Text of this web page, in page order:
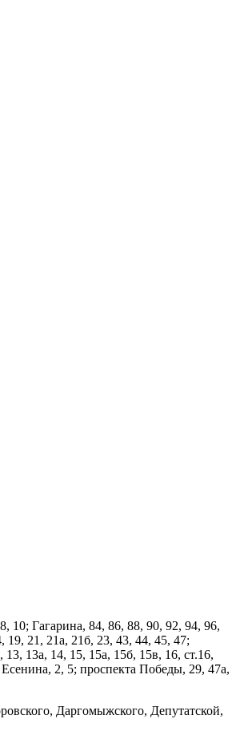
10; Гагарина, 84, 86, 88, 90, 92, 94, 96,
19, 21, 21а, 21б, 23, 43, 44, 45, 47;
13а, 14, 15, 15а, 15б, 15в, 16, ст.16,
2, 5; проспекта Победы, 29, 47а,
Даргомыжского, Депутатской,